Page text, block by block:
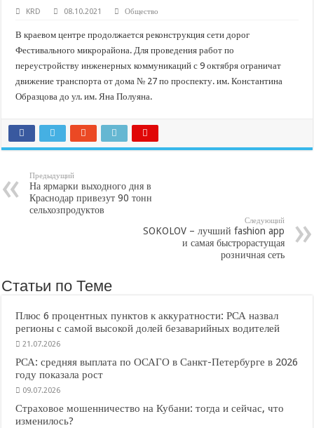
В городах и районах Кубани отметили День России
Стартовал прием заявок на 20-й юбилейный молодежный форум «Регион 93»
KRD 08.10.2021 Общество
В краевом центре продолжается реконструкция сети дорог
Фестивального микрорайона. Для проведения работ по
переустройству инженерных коммуникаций с 9 октября ограничат
движение транспорта от дома № 27 по проспекту. им. Константина
Образцова до ул. им. Яна Полуяна.
Предыдущий
На ярмарки выходного дня в
Краснодар привезут 90 тонн
сельхозпродуктов
Следующий
SOKOLOV – лучший fashion app
и самая быстрорастущая
розничная сеть
Статьи по Теме
Плюс 6 процентных пунктов к аккуратности: РСА назвал
регионы с самой высокой долей безаварийных водителей
21.07.2026
РСА: средняя выплата по ОСАГО в Санкт-Петербурге в 2026
году показала рост
09.07.2026
Страховое мошенничество на Кубани: тогда и сейчас, что
изменилось?